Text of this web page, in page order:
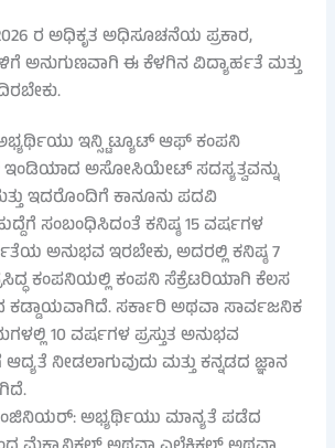
ರ ಅಧಿಕೃತ ಅಧಿಸೂಚನೆಯ ಪ್ರಕಾರ,
ಅನುಗುಣವಾಗಿ ಈ ಕೆಳಗಿನ ವಿದ್ಯಾರ್ಹತೆ ಮತ್ತು
ಇನ್ಸ್ಟಿಟ್ಯೂಟ್ ಆಫ್ ಕಂಪನಿ
ಅಸೋಸಿಯೇಟ್ ಸದಸ್ಯತ್ವವನ್ನು
ಇದರೊಂದಿಗೆ ಕಾನೂನು ಪದವಿ
ಸಂಬಂಧಿಸಿದಂತೆ ಕನಿಷ್ಠ 15 ವರ್ಷಗಳ
ಅನುಭವ ಇರಬೇಕು, ಅದರಲ್ಲಿ ಕನಿಷ್ಠ 7
ಕಂಪನಿಯಲ್ಲಿ ಕಂಪನಿ ಸೆಕ್ರೆಟರಿಯಾಗಿ ಕೆಲಸ
ಸರ್ಕಾರಿ ಅಥವಾ ಸಾರ್ವಜನಿಕ
10 ವರ್ಷಗಳ ಪ್ರಸ್ತುತ ಅನುಭವ
ನೀಡಲಾಗುವುದು ಮತ್ತು ಕನ್ನಡದ ಜ್ಞಾನ
ಅಭ್ಯರ್ಥಿಯು ಮಾನ್ಯತೆ ಪಡೆದ